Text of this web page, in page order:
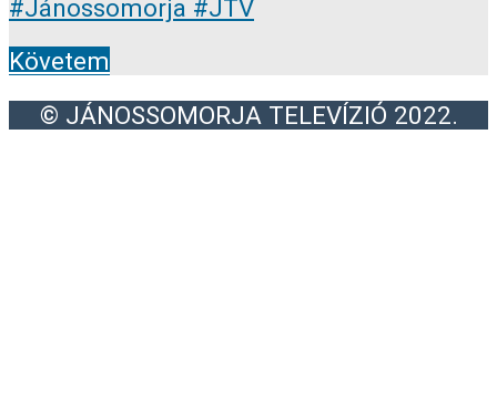
Követem
© JÁNOSSOMORJA TELEVÍZIÓ 2022.